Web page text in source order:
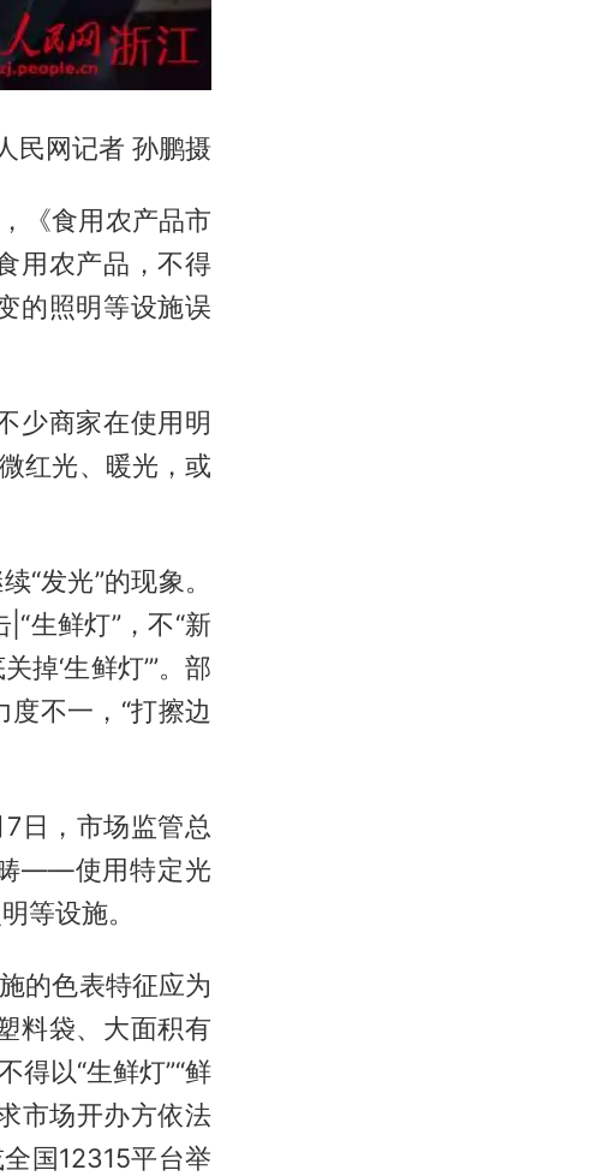
民网记者 孙鹏摄
《食用农产品市
用农产品，不得
的照明等设施误
少商家在使用明
红光、暖光，或
“发光”的现象。
生鲜灯”，不“新
掉‘生鲜灯’”。部
不一，“打擦边
日，市场监管总
畴——使用特定光
等设施。
的色表特征应为
料袋、大面积有
得以“生鲜灯”“鲜
市场开办方依法
国12315平台举